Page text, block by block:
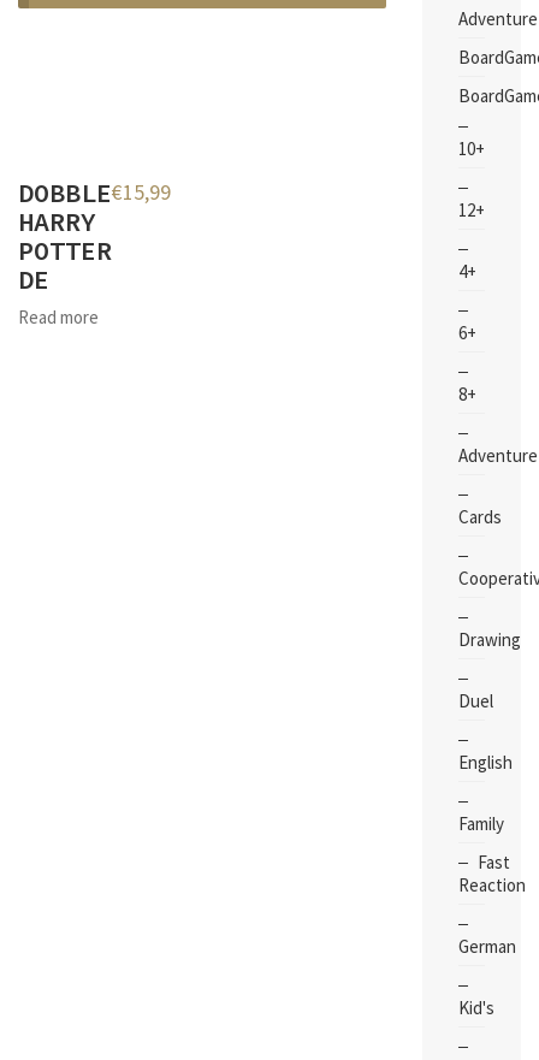
DOBBLE
HARRY
POTTER
DE
Read more
€15,99
Adventure
10+
12+
4+
6+
8+
Adventure
Cards
Drawing
Duel
English
Family
Fast
Reaction
German
Kid's